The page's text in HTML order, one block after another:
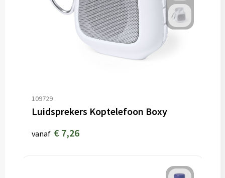
109729
Luidsprekers Koptelefoon Boxy
vanaf € 7,26